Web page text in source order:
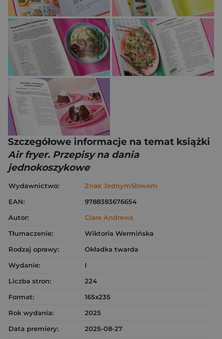
Szczegółowe informacje na temat książki
Air fryer. Przepisy na dania
jednokoszykowe
Wydawnictwo:
Znak JednymSłowem
EAN:
9788383676654
Autor:
Clare Andrews
Tłumaczenie:
Wiktoria Wermińska
Rodzaj oprawy:
Okładka twarda
Wydanie:
I
Liczba stron:
224
Format:
165x235
Rok wydania:
2025
Data premiery:
2025-08-27